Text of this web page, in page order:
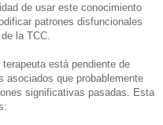
de usar este conocimiento
patrones disfuncionales
la TCC.
está pendiente de
asociados que probablemente
significativas pasadas. Esta